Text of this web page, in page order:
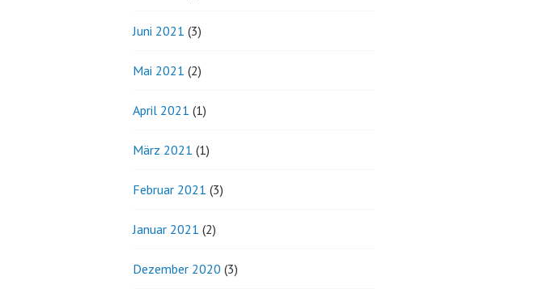
Juni 2021 (3)
Mai 2021 (2)
April 2021 (1)
März 2021 (1)
Februar 2021 (3)
Januar 2021 (2)
Dezember 2020 (3)